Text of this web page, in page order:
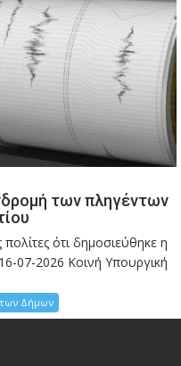
των πληγέντων
ότι δημοσιεύθηκε η
07-2026 Κοινή Υπουργική
Δήμων